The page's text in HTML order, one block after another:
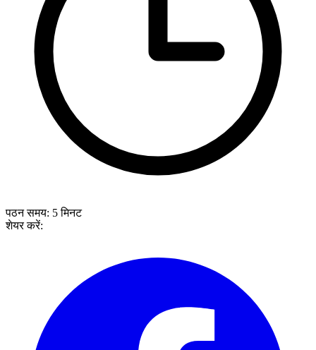
पठन समय: 5मिनट
शेयर करें: